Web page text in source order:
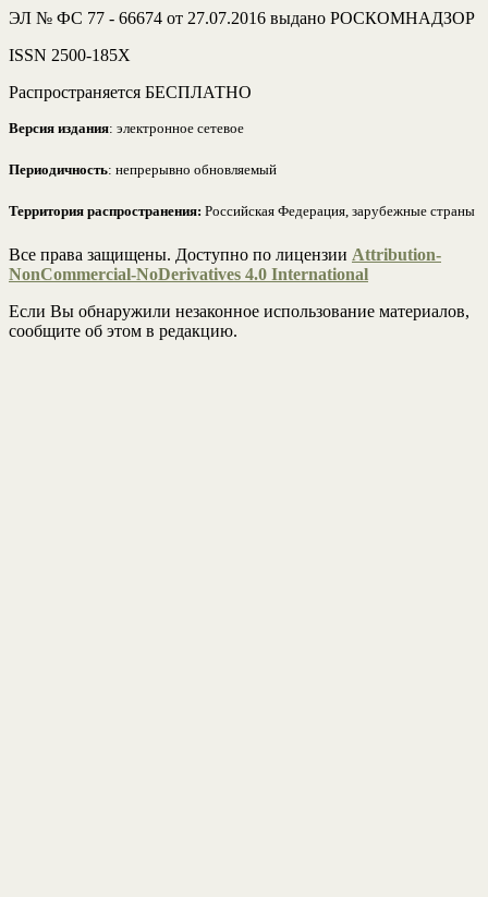
ЭЛ № ФС 77 - 66674 от 27.07.2016 выдано РОСКОМНАДЗОР
ISSN 2500-185Х
Распространяется БЕСПЛАТНО
Версия издания: электронное сетевое
Периодичность: непрерывно обновляемый
Территория распространения: Российская Федерация, зарубежные страны
Все права защищены. Доступно по лицензии Attribution-
NonCommercial-NoDerivatives 4.0 International
Если Вы обнаружили незаконное использование материалов,
сообщите об этом в редакцию.